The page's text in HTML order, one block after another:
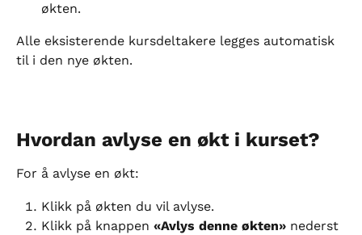
økten.
Alle eksisterende kursdeltakere legges automatisk
til i den nye økten.
Hvordan avlyse en økt i kurset?
For å avlyse en økt:
Klikk på økten du vil avlyse.
Klikk på knappen «Avlys denne økten» nederst